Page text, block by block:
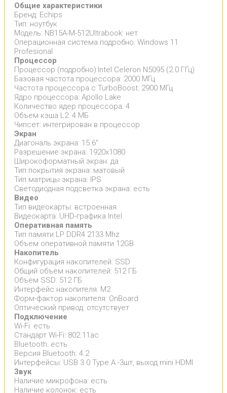
Общие характеристики
Бренд: Echips
Тип: ноутбук
Модель: NB15A-M-512Ultrabook: нет
Операционная система подробно: Windows 11
Profesional
Процессор
Процессор (подробно):Intel Celeron N5095 (2.0 ГГц)
Базовая частота процессора: 2000 МГц
Частота процессора с TurboBoost: 2900 МГц
Ядро процессора: Apollo Lake
Количество ядер процессора: 4
Объем кэша L2: 4 МБ
Чипсет: интегрирован в процессор
Экран
Диагональ экрана: 15.6"
Разрешение экрана: 1920x1080
Широкоформатный экран: да
Тип покрытия экрана: матовый
Тип матрицы экрана: IPS
Светодиодная подсветка экрана: есть
Видео
Тип видеокарты: встроенная
Видеокарта: UHD-графика Intel
Оперативная память
Тип памяти LP DDR4 2133 Mhz
Объем оперативной памяти 12GB
Накопитель
Конфигурация накопителей: SSD
Общий объем накопителей: 512 ГБ
Объем SSD: 512 ГБ
Интерфейс накопителя: M2
Форм-фактор накопителя: OnBoard
Оптический привод: отсутствует
Подключение
Wi-Fi: есть
Стандарт Wi-Fi: 802.11ac
Bluetooth: есть
Версия Bluetooth: 4.2
Интерфейсы: USB 3.0 Type A -3шт, выход mini HDMI
Звук
Наличие микрофона: есть
Наличие колонок: есть